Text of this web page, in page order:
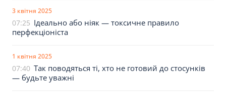
3 квітня 2025
07:25 Ідеально або ніяк — токсичне правило
перфекціоніста
1 квітня 2025
07:40 Так поводяться ті, хто не готовий до стосунків
— будьте уважні